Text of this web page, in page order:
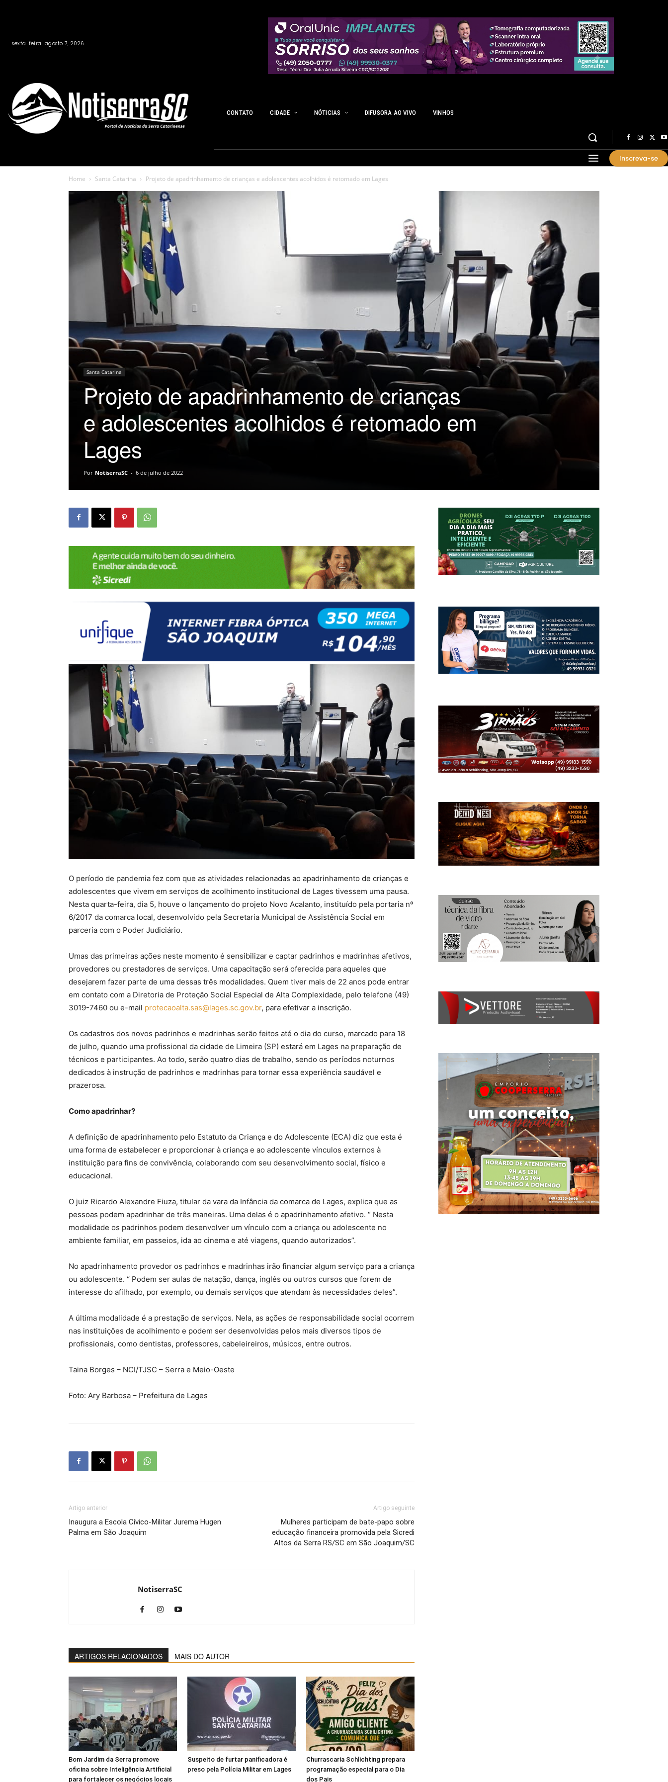
sexta-feira, agosto 7, 2026
CONTATO CIDADE NÓTICIAS DIFUSORA AO VIVO VINHOS
Inscreva-se
Home Santa Catarina Projeto de apadrinhamento de crianças e adolescentes acolhidos é retomado em Lages
Santa Catarina
Projeto de apadrinhamento de crianças
e adolescentes acolhidos é retomado em
Lages
Por NotiserraSC - 6 de julho de 2022
O período de pandemia fez com que as atividades relacionadas ao apadrinhamento de crianças e
adolescentes que vivem em serviços de acolhimento institucional de Lages tivessem uma pausa.
Nesta quarta-feira, dia 5, houve o lançamento do projeto Novo Acalanto, instituído pela portaria nº
6/2017 da comarca local, desenvolvido pela Secretaria Municipal de Assistência Social em
parceria com o Poder Judiciário.
Umas das primeiras ações neste momento é sensibilizar e captar padrinhos e madrinhas afetivos,
provedores ou prestadores de serviços. Uma capacitação será oferecida para aqueles que
desejarem fazer parte de uma dessas três modalidades. Quem tiver mais de 22 anos pode entrar
em contato com a Diretoria de Proteção Social Especial de Alta Complexidade, pelo telefone (49)
3019-7460 ou e-mail protecaoalta.sas@lages.sc.gov.br, para efetivar a inscrição.
Os cadastros dos novos padrinhos e madrinhas serão feitos até o dia do curso, marcado para 18
de julho, quando uma profissional da cidade de Limeira (SP) estará em Lages na preparação de
técnicos e participantes. Ao todo, serão quatro dias de trabalho, sendo os períodos noturnos
dedicados à instrução de padrinhos e madrinhas para tornar essa experiência saudável e
prazerosa.
Como apadrinhar?
A definição de apadrinhamento pelo Estatuto da Criança e do Adolescente (ECA) diz que esta é
uma forma de estabelecer e proporcionar à criança e ao adolescente vínculos externos à
instituição para fins de convivência, colaborando com seu desenvolvimento social, físico e
educacional.
O juiz Ricardo Alexandre Fiuza, titular da vara da Infância da comarca de Lages, explica que as
pessoas podem apadrinhar de três maneiras. Uma delas é o apadrinhamento afetivo. “ Nesta
modalidade os padrinhos podem desenvolver um vínculo com a criança ou adolescente no
ambiente familiar, em passeios, ida ao cinema e até viagens, quando autorizados”.
No apadrinhamento provedor os padrinhos e madrinhas irão financiar algum serviço para a criança
ou adolescente. “ Podem ser aulas de natação, dança, inglês ou outros cursos que forem de
interesse do afilhado, por exemplo, ou demais serviços que atendam às necessidades deles”.
A última modalidade é a prestação de serviços. Nela, as ações de responsabilidade social ocorrem
nas instituições de acolhimento e podem ser desenvolvidas pelos mais diversos tipos de
profissionais, como dentistas, professores, cabeleireiros, músicos, entre outros.
Taina Borges – NCI/TJSC – Serra e Meio-Oeste
Foto: Ary Barbosa – Prefeitura de Lages
Artigo anterior
Inaugura a Escola Cívico-Militar Jurema Hugen
Palma em São Joaquim
Artigo seguinte
Mulheres participam de bate-papo sobre
educação financeira promovida pela Sicredi
Altos da Serra RS/SC em São Joaquim/SC
NotiserraSC
ARTIGOS RELACIONADOS MAIS DO AUTOR
Bom Jardim da Serra promove
oficina sobre Inteligência Artificial
para fortalecer os negócios locais
Suspeito de furtar panificadora é
preso pela Polícia Militar em Lages
Churrascaria Schlichting prepara
programação especial para o Dia
dos Pais